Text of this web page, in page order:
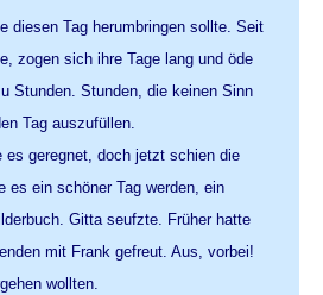
diesen Tag herumbringen sollte. Seit
zogen sich ihre Tage lang und öde
Stunden. Stunden, die keinen Sinn
Tag auszufüllen.
es geregnet, doch jetzt schien die
es ein schöner Tag werden, ein
Gitta seufzte. Früher hatte
mit Frank gefreut. Aus, vorbei!
wollten.